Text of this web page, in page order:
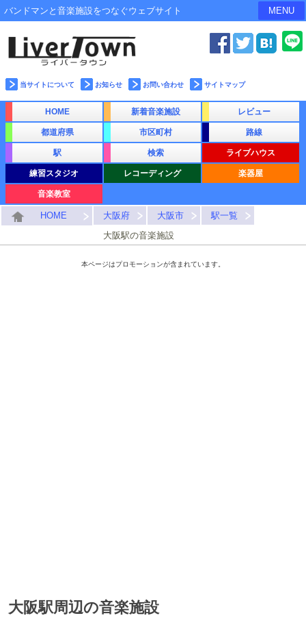
バンドマンと音楽施設をつなぐウェブサイト MENU
当サイトについて お知らせ お問い合わせ サイトマップ
HOME 新着音楽施設 レビュー
都道府県 市区町村 路線
駅 検索 ライブハウス
練習スタジオ レコーディング 楽器屋
音楽教室
HOME 大阪府 大阪市
駅一覧
大阪駅の音楽施設
本ページはプロモーションが含まれています。
大阪駅周辺の音楽施設